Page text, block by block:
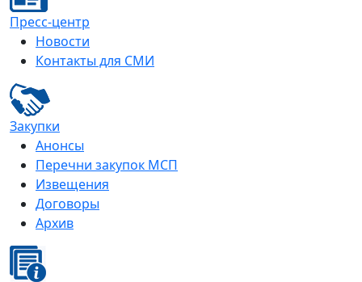
Пресс-центр
Новости
Контакты для СМИ
Закупки
Анонсы
Перечни закупок МСП
Извещения
Договоры
Архив